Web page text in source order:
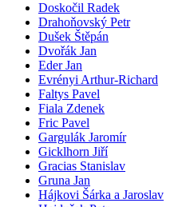
Doskočil Radek
Drahoňovský Petr
Dušek Štěpán
Dvořák Jan
Eder Jan
Evrényi Arthur-Richard
Faltys Pavel
Fiala Zdenek
Fric Pavel
Gargulák Jaromír
Gicklhorn Jiří
Gracias Stanislav
Gruna Jan
Hájkovi Šárka a Jaroslav